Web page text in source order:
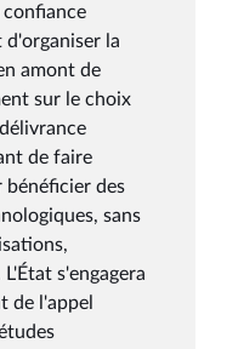
confiance
d'organiser la
amont de
sur le choix
de faire
bénéficier des
sans
s'engagera
de l'appel